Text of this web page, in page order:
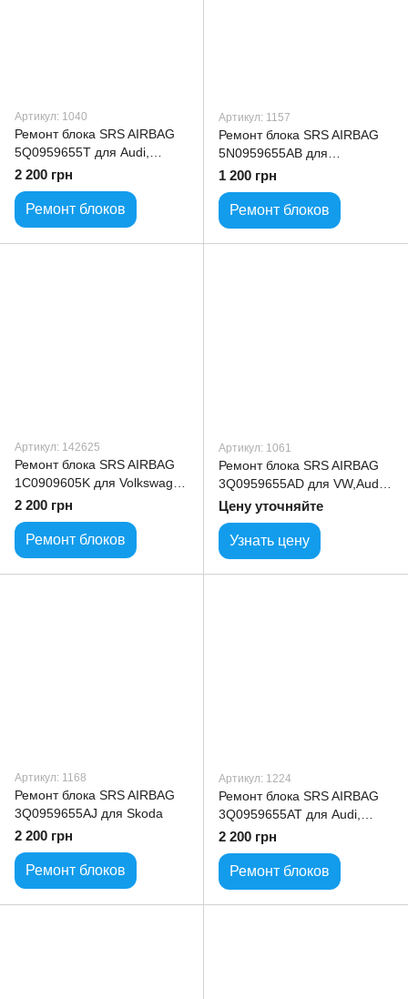
Артикул: 1040
Ремонт блока SRS AIRBAG
5Q0959655T для Audi,
Volkswagen, Skoda, Seat
2 200 грн
Ремонт блоков
Артикул: 1157
Ремонт блока SRS AIRBAG
5N0959655AB для
Volkswagen VW
1 200 грн
Ремонт блоков
Артикул: 142625
Ремонт блока SRS AIRBAG
1C0909605K для Volkswagen
VW model
2 200 грн
Ремонт блоков
Артикул: 1061
Ремонт блока SRS AIRBAG
3Q0959655AD для VW,Audi
,SKODA
Цену уточняйте
Узнать цену
Артикул: 1168
Ремонт блока SRS AIRBAG
3Q0959655AJ для Skoda
2 200 грн
Ремонт блоков
Артикул: 1224
Ремонт блока SRS AIRBAG
3Q0959655AT для Audi,
Volkswagen, Skoda
2 200 грн
Ремонт блоков